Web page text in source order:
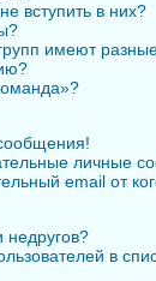
вступить в них?
имеют
личные
email от
недругов?
в